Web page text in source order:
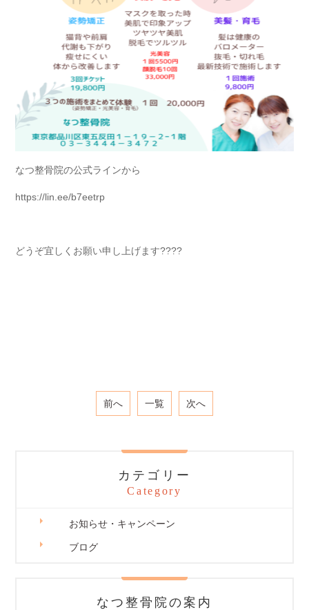
なつ整骨院の公式ラインから
https://lin.ee/b7eetrp
どうぞ宜しくお願い申し上げます????
前へ 一覧 次へ
カテゴリー
Category
お知らせ・キャンペーン
ブログ
なつ整骨院の案内